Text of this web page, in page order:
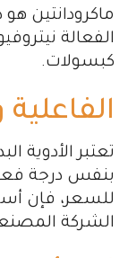
ماكرودانتين
الفعالة
كبسولات.
تعتبر الأدوية
بنفس درجة
للسعر، فإن
الشركة